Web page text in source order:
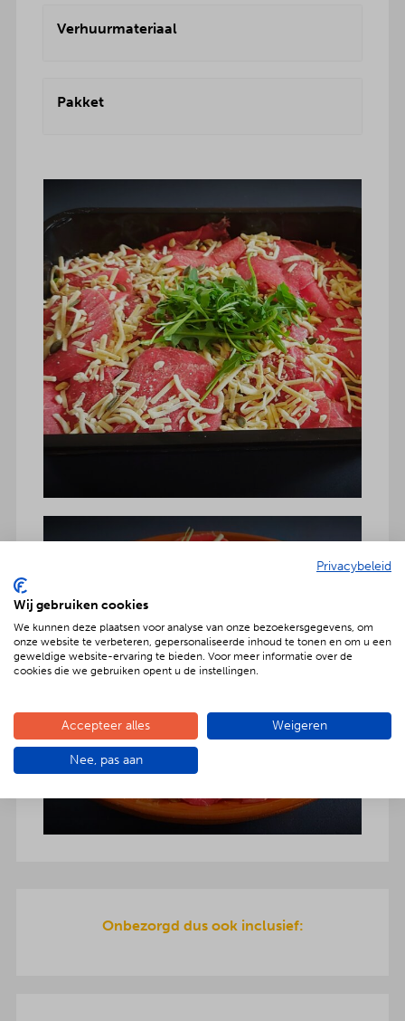
Verhuurmateriaal
Pakket
Onbezorgd dus ook inclusief:
Privacybeleid
Wij gebruiken cookies
We kunnen deze plaatsen voor analyse van onze bezoekersgegevens, om
onze website te verbeteren, gepersonaliseerde inhoud te tonen en om u een
geweldige website-ervaring te bieden. Voor meer informatie over de
cookies die we gebruiken opent u de instellingen.
Accepteer alles Weigeren
Nee, pas aan